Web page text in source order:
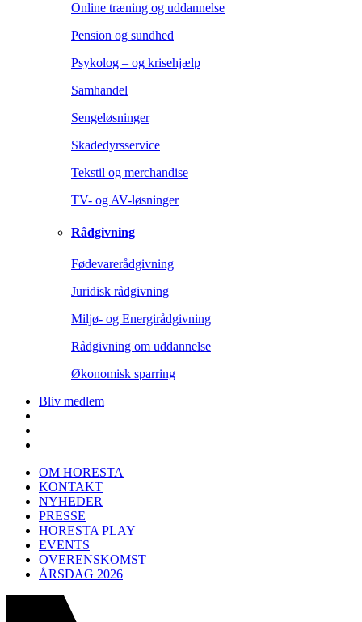
Online træning og uddannelse
Pension og sundhed
Psykolog – og krisehjælp
Samhandel
Sengeløsninger
Skadedyrsservice
Tekstil og merchandise
TV- og AV-løsninger
Rådgivning
Fødevarerådgivning
Juridisk rådgivning
Miljø- og Energirådgivning
Rådgivning om uddannelse
Økonomisk sparring
Bliv medlem
OM HORESTA
KONTAKT
NYHEDER
PRESSE
HORESTA PLAY
EVENTS
OVERENSKOMST
ÅRSDAG 2026